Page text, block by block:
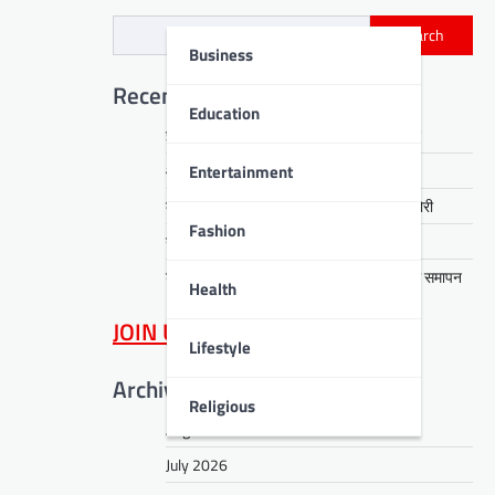
Business
Education
Entertainment
Fashion
Health
Lifestyle
Religious
Search
Recent Posts
ईएसएल स्टील के दो उत्पादों को ग्रीनप्रो प्रमाणन
आरती हेंब्रम हत्याकांड का खुलासा, तीन गिरफ्तार
कसमार में सेवानिवृत्त CCL कर्मी के घर लाखों की चोरी
नावाडीह में तीन अर्थियों ने रुलाया पूरा गांव
डीपीएस बोकारो में रंगारंग समूह नृत्य से ‘धरोहर’ का समापन
JOIN US
Archives
August 2026
July 2026